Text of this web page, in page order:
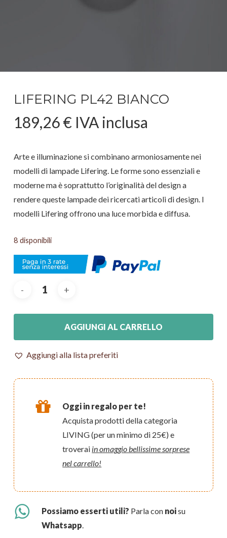
LIFERING PL42 BIANCO
189,26€ IVA inclusa
Arte e illuminazione si combinano armoniosamente nei
modelli di lampade Lifering. Le forme sono essenziali e
moderne ma è soprattutto l’originalità del design a
rendere queste lampade dei ricercati articoli di design. I
modelli Lifering offrono una luce morbida e diffusa.
8 disponibili
AGGIUNGI AL CARRELLO
Aggiungi alla lista preferiti
Oggi in regalo per te!
Acquista prodotti della categoria
LIVING (per un minimo di 25€) e
troverai in omaggio bellissime sorprese
nel carrello!
Possiamo esserti utili? Parla con noisu
Whatsapp